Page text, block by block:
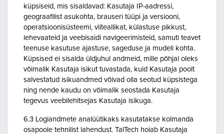
küpsiseid, mis sisaldavad: Kasutaja IP-aadressi,
geograafilist asukohta, brauseri tüüpi ja versiooni,
operatsioonisüsteemi, viiteallikat, külastuse pikkust,
lehevaateid ja veebisaidi navigeerimisteid, samuti teavet
teenuse kasutuse ajastuse, sageduse ja mudeli kohta.
Küpsised ei sisalda üldjuhul andmeid, mille põhjal oleks
võimalik Kasutaja isikut tuvastada, kuid Kasutaja poolt
salvestatud isikuandmed võivad olla seotud küpsistega
ning nende kaudu on võimalik seostada Kasutaja
tegevus veebilehitsejas Kasutaja isikuga.
6.3 Logiandmete analüütikaks kasutatakse kolmanda
osapoole tehnilist lahendust. TalTech hoiab Kasutaja